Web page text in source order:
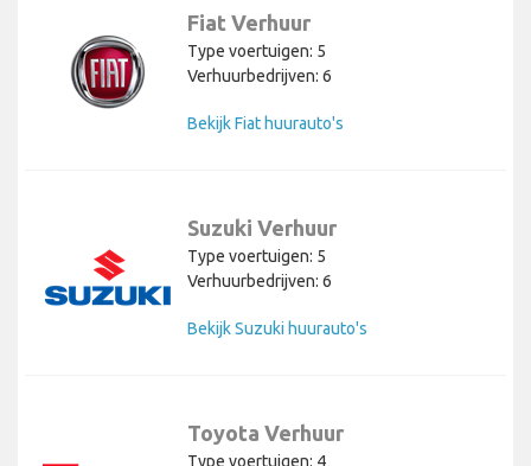
Fiat Verhuur
Type voertuigen: 5
Verhuurbedrijven: 6
Bekijk Fiat huurauto's
Suzuki Verhuur
Type voertuigen: 5
Verhuurbedrijven: 6
Bekijk Suzuki huurauto's
Toyota Verhuur
Type voertuigen: 4